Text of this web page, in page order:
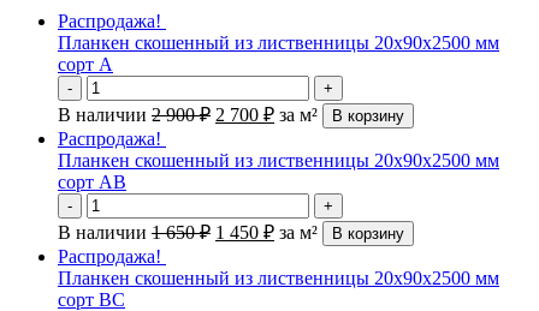
Распродажа!
Планкен скошенный из лиственницы 20х90х2500 мм
сорт А
- +
В наличии 2 900₽ 2 700 ₽ за м² В корзину
Распродажа!
Планкен скошенный из лиственницы 20х90х2500 мм
сорт АВ
- +
В наличии 1 650₽ 1 450 ₽ за м² В корзину
Распродажа!
Планкен скошенный из лиственницы 20х90х2500 мм
сорт ВС